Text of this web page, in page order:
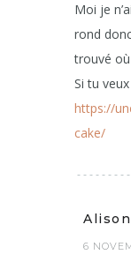
Moi je
rond
trouvé où
Si tu
https://
cake/
Alison
6